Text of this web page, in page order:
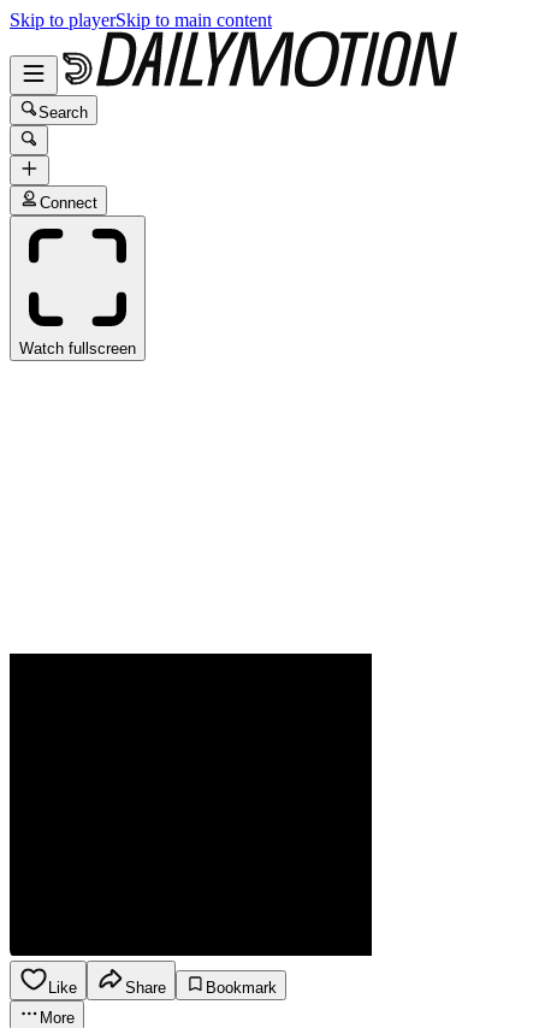
Skip to playerSkip to main content
Search
Connect
Watch fullscreen
Like Share
Bookmark
More